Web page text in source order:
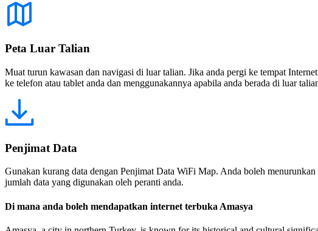
Peta Luar Talian
Muat turun kawasan dan navigasi di luar talian. Jika anda pergi ke tempat
ke telefon atau tablet anda dan menggunakannya apabila anda berada di luar
Penjimat Data
Gunakan kurang data dengan Penjimat Data WiFi Map. Anda boleh
jumlah data yang digunakan oleh peranti anda.
Di mana anda boleh mendapatkan internet terbuka Amasya